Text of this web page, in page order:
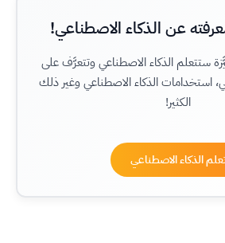
عن الذكاء الاصطناعي!
ستتعلم الذكاء الاصطناعي وتتعرَّف على
استخدامات الذكاء الاصطناعي وغير ذلك
الكثير!
الذكاء الاصطناعي